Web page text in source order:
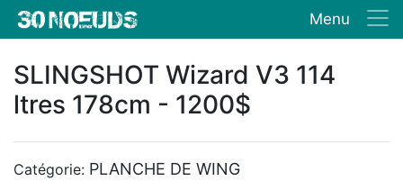
Menu
SLINGSHOT Wizard V3 114
ltres 178cm - 1200$
Catégorie: PLANCHE DE WING